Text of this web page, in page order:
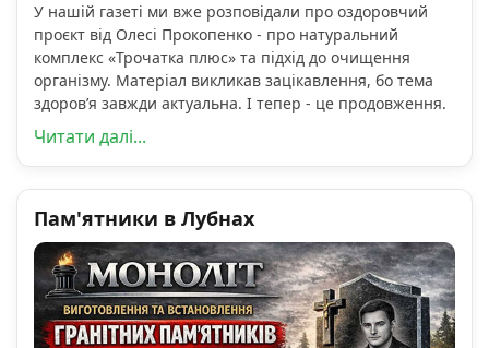
У нашій газеті ми вже розповідали про оздоровчий
проєкт від Олесі Прокопенко - про натуральний
комплекс «Трочатка плюс» та підхід до очищення
організму. Матеріал викликав зацікавлення, бо тема
здоров’я завжди актуальна. І тепер - це продовження.
Читати далі...
Пам'ятники в Лубнах